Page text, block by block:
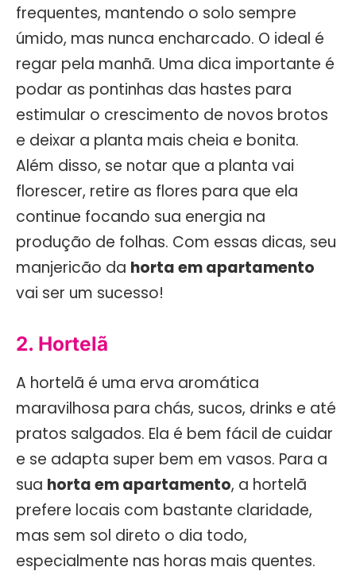
frequentes, mantendo o solo sempre
úmido, mas nunca encharcado. O ideal é
regar pela manhã. Uma dica importante é
podar as pontinhas das hastes para
estimular o crescimento de novos brotos
e deixar a planta mais cheia e bonita.
Além disso, se notar que a planta vai
florescer, retire as flores para que ela
continue focando sua energia na
produção de folhas. Com essas dicas, seu
manjericão da horta em apartamento
vai ser um sucesso!
2. Hortelã
A hortelã é uma erva aromática
maravilhosa para chás, sucos, drinks e até
pratos salgados. Ela é bem fácil de cuidar
e se adapta super bem em vasos. Para a
sua horta em apartamento, a hortelã
prefere locais com bastante claridade,
mas sem sol direto o dia todo,
especialmente nas horas mais quentes.